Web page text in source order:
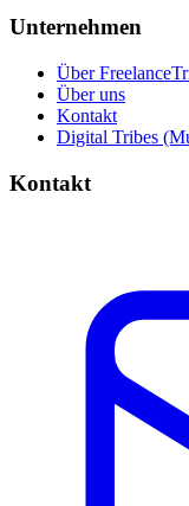
Unternehmen
Über
Über uns
Kontakt
Digital Tribes
Kontakt